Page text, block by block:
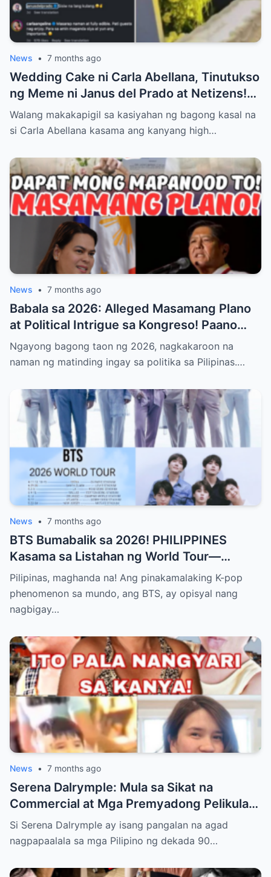
News • 7 months ago
Wedding Cake ni Carla Abellana, Tinutukso
ng Meme ni Janus del Prado at Netizens!
Paano Tinugon ng Bagong Kasal ang Hugis
‘Kabaong’ na Isyu at Bakit Sinasabing ‘Para
ng Dramatikong Reaksyon sa Social Media
Walang makakapigil sa kasiyahan ng bagong kasal na
si Carla Abellana kasama ang kanyang high…
News • 7 months ago
Babala sa 2026: Alleged Masamang Plano
at Political Intrigue sa Kongreso! Paano
Sinusubukang Patalsikin ang House
Speaker at Bakit Pinangangambahan ng
Duterte—Alamin ang Buong Detalye ng
Matinding Labanan sa Likod ng Kulungan at
Opisina ng Gobyerno
Ngayong bagong taon ng 2026, nagkakaroon na
naman ng matinding ingay sa politika sa Pilipinas.…
News • 7 months ago
BTS Bumabalik sa 2026! PHILIPPINES
Kasama sa Listahan ng World Tour—
Magkakaroon ng Eksklusibong Concert sa
Manila! Alamin Kung Paano Naghanda ang
ARMY Para sa Pinakahihintay na Comeback
Bakit Excited ang Bawat Pinoy Fan!”
Pilipinas, maghanda na! Ang pinakamalaking K-pop
phenomenon sa mundo, ang BTS, ay opisyal nang
nagbigay…
News • 7 months ago
Serena Dalrymple: Mula sa Sikat na
Commercial at Mga Premyadong Pelikula
Hanggang sa Buhay na Binaraha ng
Pagkawala ng Mga Magulang Nang Maaga,
Ngunit Ang Tunay na Nakatulong Sa Kanya
Si Serena Dalrymple ay isang pangalan na agad
nagpapaalala sa mga Pilipino ng dekada 90…